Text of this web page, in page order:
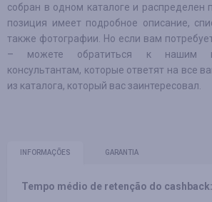
собран в одном каталоге и распределен
позиция имеет подробное описание,
также фотографии. Но если вам
– можете обратиться к нашим
консультантам, которые ответят на все
из каталога, который вас заинтересовал.
INFORMAÇÕES GARANTIA
Tempo médio de retenção do cashback: